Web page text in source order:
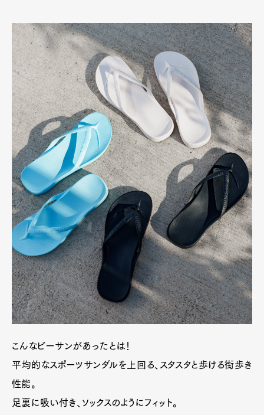
こんなビーサンがあったとは！
平均的なスポーツサンダルを上回る、スタスタと歩ける街歩き
性能。
足裏に吸い付き、ソックスのようにフィット。